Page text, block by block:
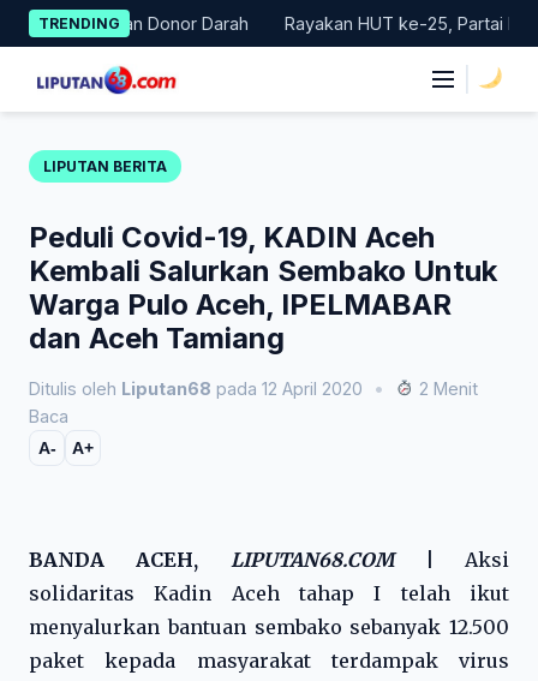
Skip
to
content
TRENDING
Donor Darah Rayakan HUT ke-25, Partai Demokrat
LIPUTAN BERITA
Peduli Covid-19, KADIN Aceh
Kembali Salurkan Sembako Untuk
Warga Pulo Aceh, IPELMABAR
dan Aceh Tamiang
Ditulis oleh Liputan68 pada 12 April 2020 •
2 Menit
Baca
A- A+
BANDA ACEH, LIPUTAN68.COM| Aksi
solidaritas Kadin Aceh tahap I telah ikut
menyalurkan bantuan sembako sebanyak 12.500
paket kepada masyarakat terdampak virus